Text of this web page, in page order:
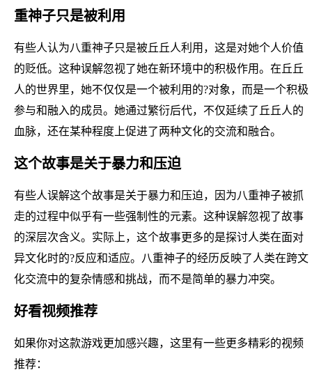
重神子只是被利用
有些人认为八重神子只是被丘丘人利用，这是对她个人价值
的贬低。这种误解忽视了她在新环境中的积极作用。在丘丘
人的世界里，她不仅仅是一个被利用的?对象，而是一个积极
参与和融入的成员。她通过繁衍后代，不仅延续了丘丘人的
血脉，还在某种程度上促进了两种文化的交流和融合。
这个故事是关于暴力和压迫
有些人误解这个故事是关于暴力和压迫，因为八重神子被抓
走的过程中似乎有一些强制性的元素。这种误解忽视了故事
的深层次含义。实际上，这个故事更多的是探讨人类在面对
异文化时的?反应和适应。八重神子的经历反映了人类在跨文
化交流中的复杂情感和挑战，而不是简单的暴力冲突。
好看视频推荐
如果你对这款游戏更加感兴趣，这里有一些更多精彩的视频
推荐：